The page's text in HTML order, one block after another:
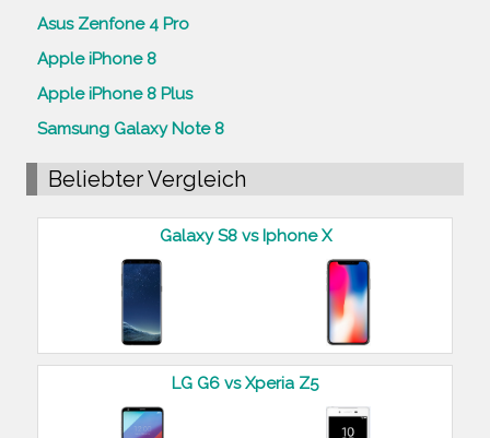
Asus Zenfone 4 Pro
Apple iPhone 8
Apple iPhone 8 Plus
Samsung Galaxy Note 8
Beliebter Vergleich
Galaxy S8 vs Iphone X
LG G6 vs Xperia Z5